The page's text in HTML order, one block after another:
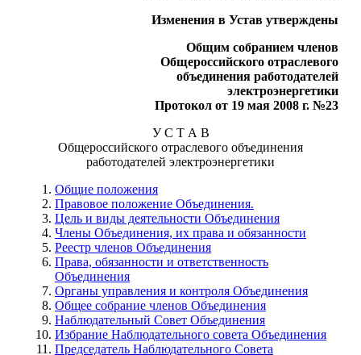
Изменения в Устав утверждены
Общим собранием членов
Общероссийского отраслевого
объединения работодателей
электроэнергетики
Протокол от 19 мая 2008 г. №23
У С Т А В
Общероссийского отраслевого объединения
работодателей электроэнергетики
Общие положения
Правовое положение Объединения.
Цель и виды деятельности Объединения
Члены Объединения, их права и обязанности
Реестр членов Объединения
Права, обязанности и ответственность
Объединения
Органы управления и контроля Объединения
Общее собрание членов Объединения
Наблюдательный Совет Объединения
Избрание Наблюдательного совета Объединения
Председатель Наблюдательного Совета